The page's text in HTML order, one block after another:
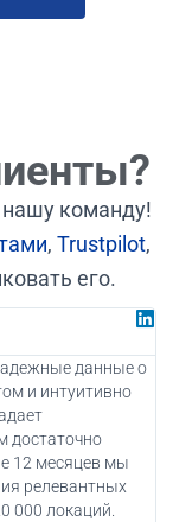
команду!
, Trustpilot,
его.
данные о
и интуитивно
достаточно
12 месяцев мы
релевантных
000 локаций.